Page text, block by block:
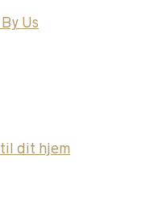
Us
dit hjem